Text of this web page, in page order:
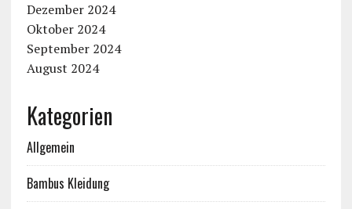
Dezember 2024
Oktober 2024
September 2024
August 2024
Kategorien
Allgemein
Bambus Kleidung